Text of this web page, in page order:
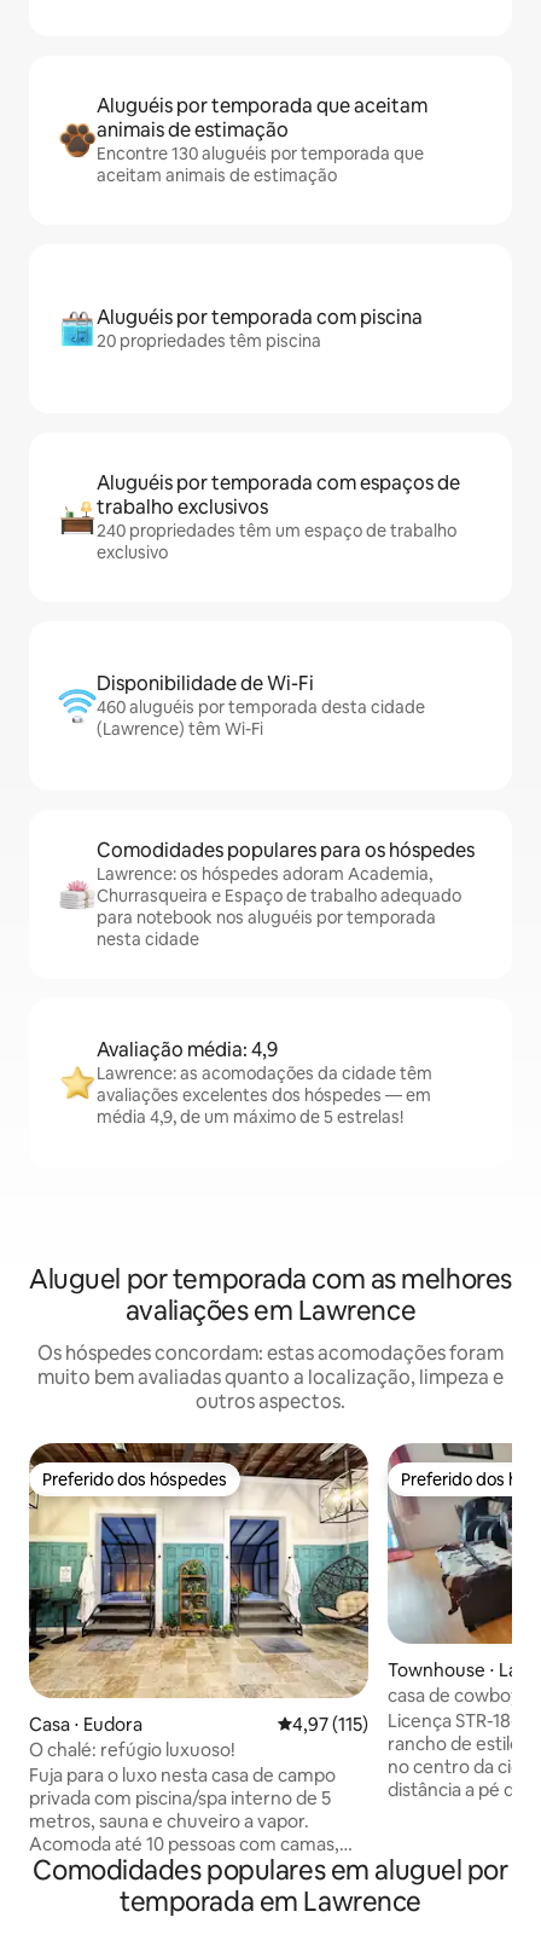
Aluguéis por temporada que aceitam
animais de estimação
Encontre 130 aluguéis por temporada que
aceitam animais de estimação
Aluguéis por temporada com piscina
20 propriedades têm piscina
Aluguéis por temporada com espaços de
trabalho exclusivos
240 propriedades têm um espaço de trabalho
exclusivo
Disponibilidade de Wi-Fi
460 aluguéis por temporada desta cidade
(Lawrence) têm Wi-Fi
Comodidades populares para os hóspedes
Lawrence: os hóspedes adoram Academia,
Churrasqueira e Espaço de trabalho adequado
para notebook nos aluguéis por temporada
nesta cidade
Avaliação média: 4,9
Lawrence: as acomodações da cidade têm
avaliações excelentes dos hóspedes — em
média 4,9, de um máximo de 5 estrelas!
Aluguel por temporada com as melhores
avaliações em Lawrence
Os hóspedes concordam: estas acomodações foram
muito bem avaliadas quanto a localização, limpeza e
outros aspectos.
Preferido dos hóspedes
Preferido dos hóspedes
Casa ⋅ Eudora 4,97 de uma avaliação média de
4,97 (115)
O chalé: refúgio luxuoso!
Fuja para o luxo nesta casa de campo
privada com piscina/spa interno de 5
metros, sauna e chuveiro a vapor.
Acomoda até 10 pessoas com camas,
colchões de ar e móveis conversíveis.
Desfrute de um pátio cercado, fogueira,
roupões, chinelos, máscaras faciais,
Preferido dos
Preferido dos
Townhouse ⋅
casa de cowboy
perto da I-70,
Licença STR-18-
rancho de estilo
no centro da
distância a pé de
fogão de
louça, micro-
geladeira de
Comodidades populares em aluguel por
temporada em Lawrence